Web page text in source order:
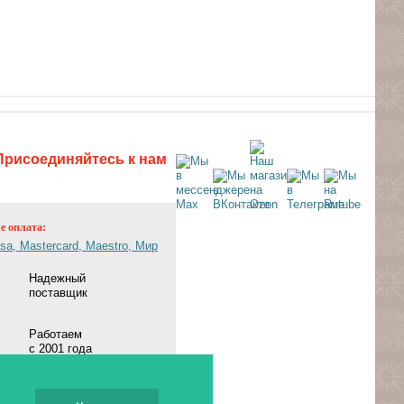
к нам
оплата:
Надежный
поставщик
Работаем
с 2001 года